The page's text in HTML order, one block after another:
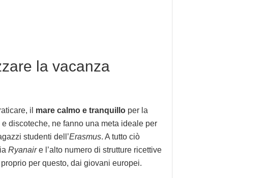
la vacanza
il mare calmo e tranquilloper la
discoteche, ne fanno una meta ideale per
studenti dell’Erasmus. A tutto ciò
Ryanaire l’alto numero di strutture ricettive
per questo, dai giovani europei.